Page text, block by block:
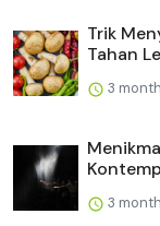
Trik
Tahan
3
3